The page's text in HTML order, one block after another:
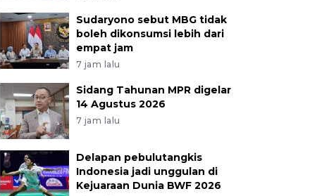
Sudaryono sebut MBG tidak
boleh dikonsumsi lebih dari
empat jam
7 jam lalu
Sidang Tahunan MPR digelar
14 Agustus 2026
7 jam lalu
Delapan pebulutangkis
Indonesia jadi unggulan di
Kejuaraan Dunia BWF 2026